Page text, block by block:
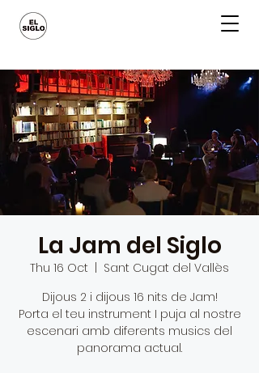
La Jam del Siglo
Thu 16 Oct
Sant Cugat del Vallès
Dijous 2 i dijous 16 nits de Jam!
Porta el teu instrument I puja al nostre
escenari amb diferents musics del
panorama actual.